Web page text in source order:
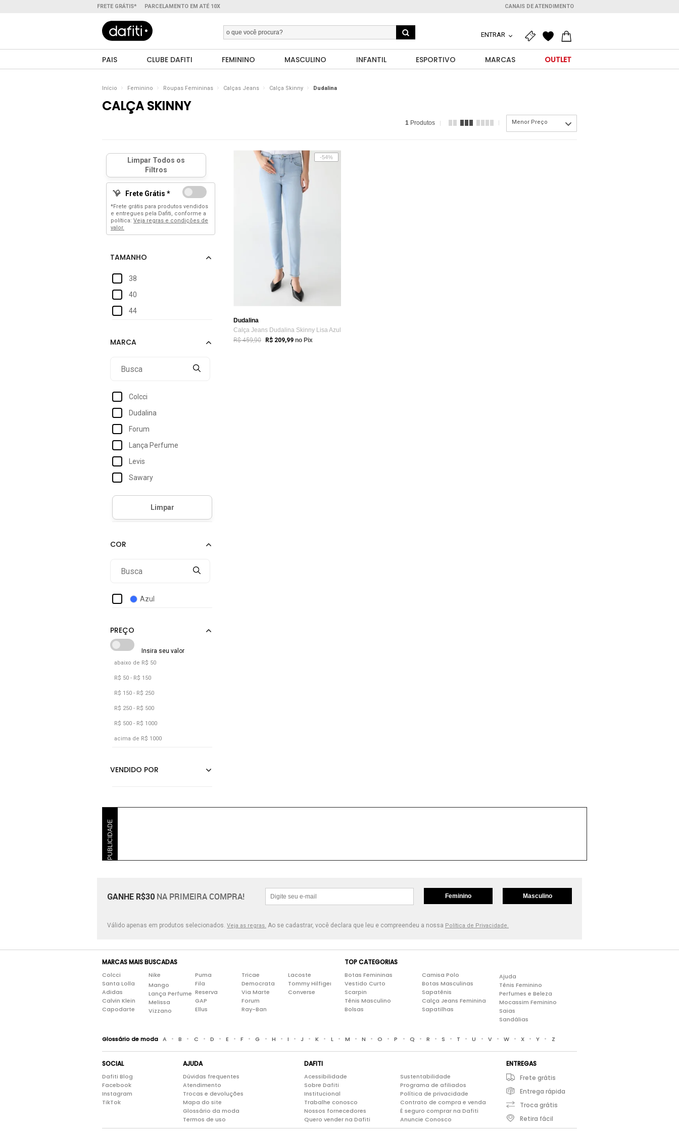
FRETE GRÁTIS* PARCELAMENTO EM ATÉ 10X CANAIS DE ATENDIMENTO
ENTRAR
PAIS CLUBE DAFITI FEMININO MASCULINO INFANTIL ESPORTIVO MARCAS OUTLET
Início Feminino Roupas Femininas Calças Jeans Calça Skinny Dudalina
CALÇA SKINNY
1 Produtos Menor Preço
Frete Grátis *
*Frete grátis para produtos vendidos
e entregues pela Dafiti, conforme a
política: Veja regras e condições de
valor.
38
40
44
Colcci
Dudalina
Forum
Lança Perfume
Levis
Sawary
Trendyol Collection
Vero Moda
Azul
abaixo de R$ 50
R$ 50 - R$ 150
R$ 150 - R$ 250
R$ 250 - R$ 500
R$ 500 - R$ 1000
acima de R$ 1000
-54%
Dudalina
Calça Jeans Dudalina Skinny Lisa Azul
R$ 459,90 R$ 209,99 no Pix
PUBLICIDADE
GANHE R$30 NA PRIMEIRA COMPRA! Feminino Masculino
Válido apenas em produtos selecionados. Veja as regras. Ao se cadastrar, você declara que leu e compreendeu a nossa Política de Privacidade.
MARCAS MAIS BUSCADAS
Colcci
Santa Lolla
Adidas
Calvin Klein
Capodarte
Nike
Mango
Lança Perfume
Melissa
Vizzano
Puma
Fila
Reserva
GAP
Ellus
Tricae
Democrata
Via Marte
Forum
Ray-Ban
Lacoste
Tommy Hilfiger
Converse
TOP CATEGORIAS
Botas Femininas
Vestido Curto
Scarpin
Tênis Masculino
Bolsas
Camisa Polo
Botas Masculinas
Sapatênis
Calça Jeans Feminina
Sapatilhas
Ajuda
Tênis Feminino
Perfumes e Beleza
Mocassim Feminino
Saias
Sandálias
Glossário de moda A • B • C • D • E • F • G • H • I • J • K • L • M • N • O • P • Q • R • S • T • U • V • W • X • Y • Z
SOCIAL
Dafiti Blog
Facebook
Instagram
TikTok
AJUDA
Dúvidas frequentes
Atendimento
Trocas e devoluções
Mapa do site
Glossário da moda
Termos de uso
DAFITI
Acessibilidade
Sobre Dafiti
Institucional
Trabalhe conosco
Nossos fornecedores
Quero vender na Dafiti
Sustentabilidade
Programa de afiliados
Política de privacidade
Contrato de compra e venda
É seguro comprar na Dafiti
Anuncie Conosco
ENTREGAS
Frete grátis
Entrega rápida
Troca grátis
Retira fácil